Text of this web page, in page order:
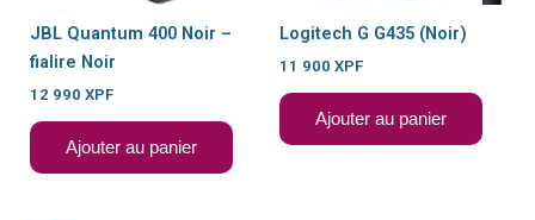
JBL Quantum 400 Noir –
fialire Noir
12 990 XPF
Ajouter au panier
Logitech G G435 (Noir)
11 900 XPF
Ajouter au panier